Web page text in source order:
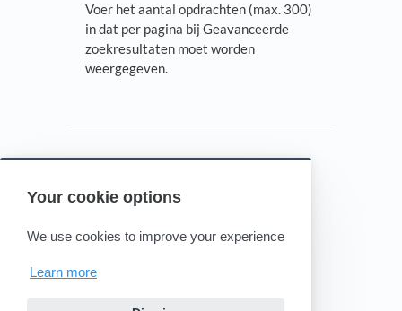
Your cookie options
We use cookies to improve your experience
Learn more
Voer het aantal opdrachten (max. 300)
in dat per pagina bij Geavanceerde
zoekresultaten moet worden
weergegeven.
Powered by HelpDocs